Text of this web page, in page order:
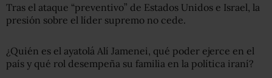
Tras el ataque “preventivo” de Estados Unidos e Israel, la
presión sobre el líder supremo no cede.
¿Quién es el ayatolá Alí Jamenei, qué poder ejerce en el
país y qué rol desempeña su familia en la política iraní?